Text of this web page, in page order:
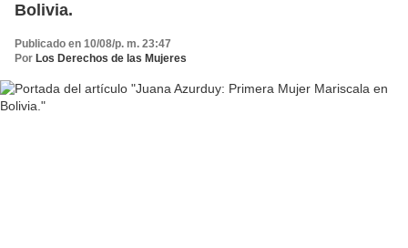
Bolivia.
Publicado en 10/08/p. m. 23:47
Por Los Derechos de las Mujeres